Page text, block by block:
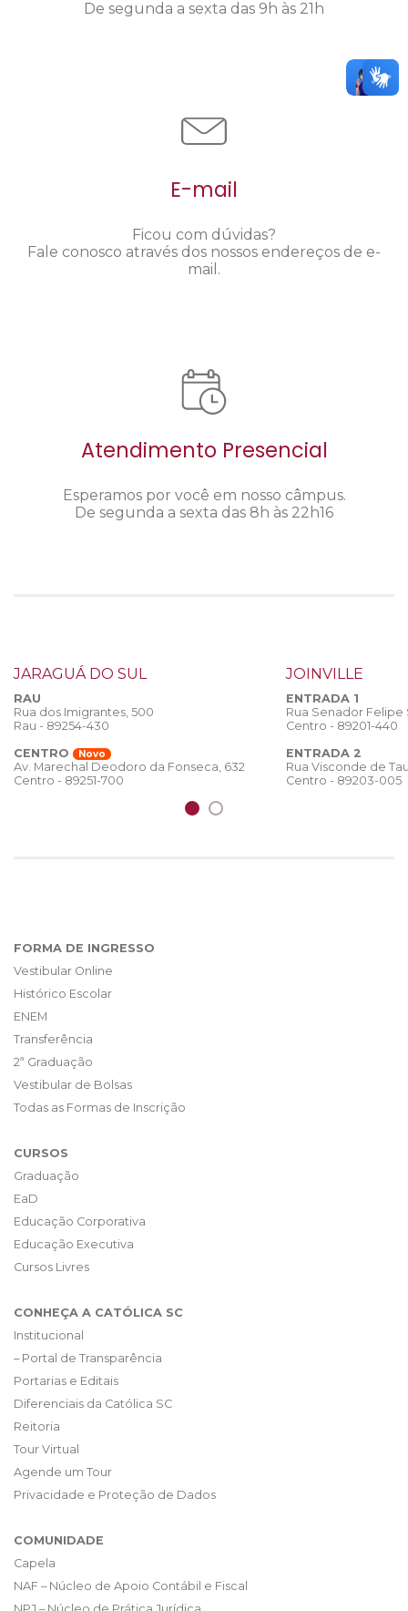
De segunda a sexta das 9h às 21h
E-mail
Ficou com dúvidas?
Fale conosco através dos nossos endereços de e-
mail.
Atendimento Presencial
Esperamos por você em nosso câmpus.
De segunda a sexta das 8h às 22h16
JARAGUÁ DO SUL
RAU
Rua dos Imigrantes, 500
Rau - 89254-430
CENTRO
Novo
Av. Marechal Deodoro da Fonseca, 632
Centro - 89251-700
JOINVILLE
ENTRADA 1
Rua Senador
Centro - 89201-440
ENTRADA 2
Rua Visconde de
Centro - 89203-005
FORMA DE INGRESSO
Vestibular Online
Histórico Escolar
ENEM
Transferência
2ª Graduação
Vestibular de Bolsas
Todas as Formas de Inscrição
CURSOS
Graduação
EaD
Educação Corporativa
Educação Executiva
Cursos Livres
CONHEÇA A CATÓLICA SC
Institucional
– Portal de Transparência
Portarias e Editais
Diferenciais da Católica SC
Reitoria
Tour Virtual
Agende um Tour
Privacidade e Proteção de Dados
COMUNIDADE
Capela
NAF – Núcleo de Apoio Contábil e Fiscal